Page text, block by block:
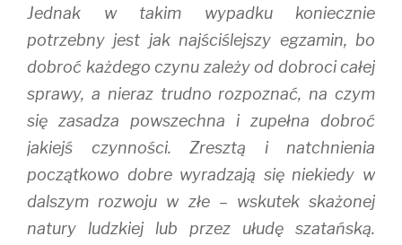
Jednak w takim wypadku koniecznie
potrzebny jest jak najściślejszy egzamin, bo
dobroć każdego czynu zależy od dobroci całej
sprawy, a nieraz trudno rozpoznać, na czym
się zasadza powszechna i zupełna dobroć
jakiejś czynności. Zresztą i natchnienia
początkowo dobre wyradzają się niekiedy w
dalszym rozwoju w złe – wskutek skażonej
natury ludzkiej lub przez ułudę szatańską.